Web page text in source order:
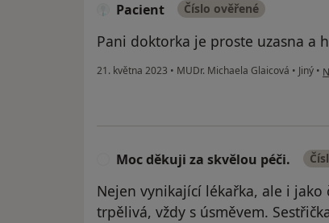
Pacient Číslo ověřené
Pani doktorka je proste uzasna a
21. května 2023 • MUDr. Michaela Glaicová • Jiný •
Moc děkuji za skvělou péči.
Nejen vynikající lékařka, ale i
trpělivá, vždy s úsměvem.